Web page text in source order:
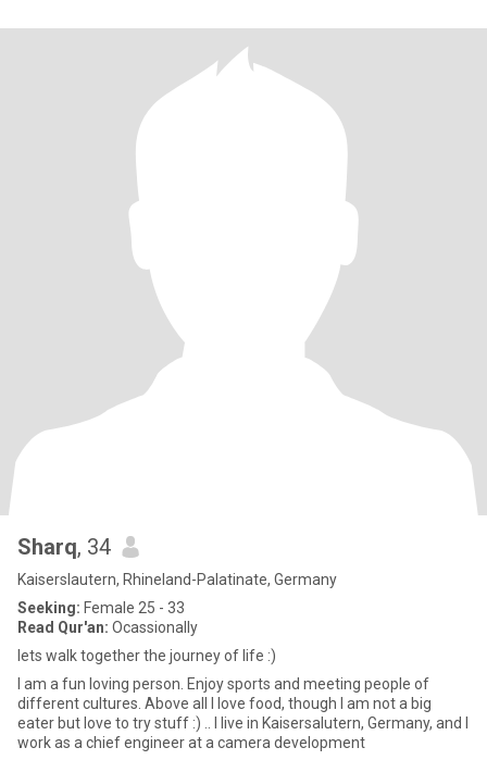
Sharq, 34
Kaiserslautern, Rhineland-Palatinate, Germany
Seeking: Female 25 - 33
Read Qur'an: Ocassionally
lets walk together the journey of life :)
I am a fun loving person. Enjoy sports and meeting people of
different cultures. Above all I love food, though I am not a big
eater but love to try stuff :) .. I live in Kaisersalutern, Germany, and I
work as a chief engineer at a camera development